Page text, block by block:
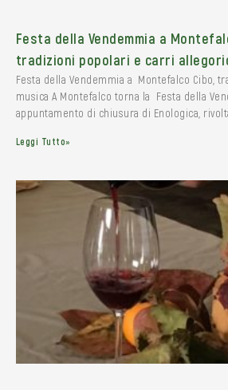
Festa della Vendemmia a
tradizioni popolari e carri
Festa della Vendemmia a Montefalco Cibo,
musica A Montefalco torna la Festa della
appuntamento di chiusura di Enologica,
Leggi Tutto»